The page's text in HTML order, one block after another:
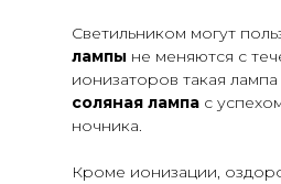
Светильником могут
лампы не меняются с
ионизаторов такая
соляная лампа с
ночника.
Кроме ионизации,